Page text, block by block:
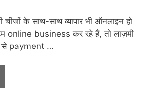
के साथ-साथ व्यापार भी ऑनलाइन हो
online business कर रहे हैं, तो लाज़मी
से payment …